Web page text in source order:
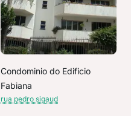
Condominio do Edificio
Fabiana
rua pedro sigaud